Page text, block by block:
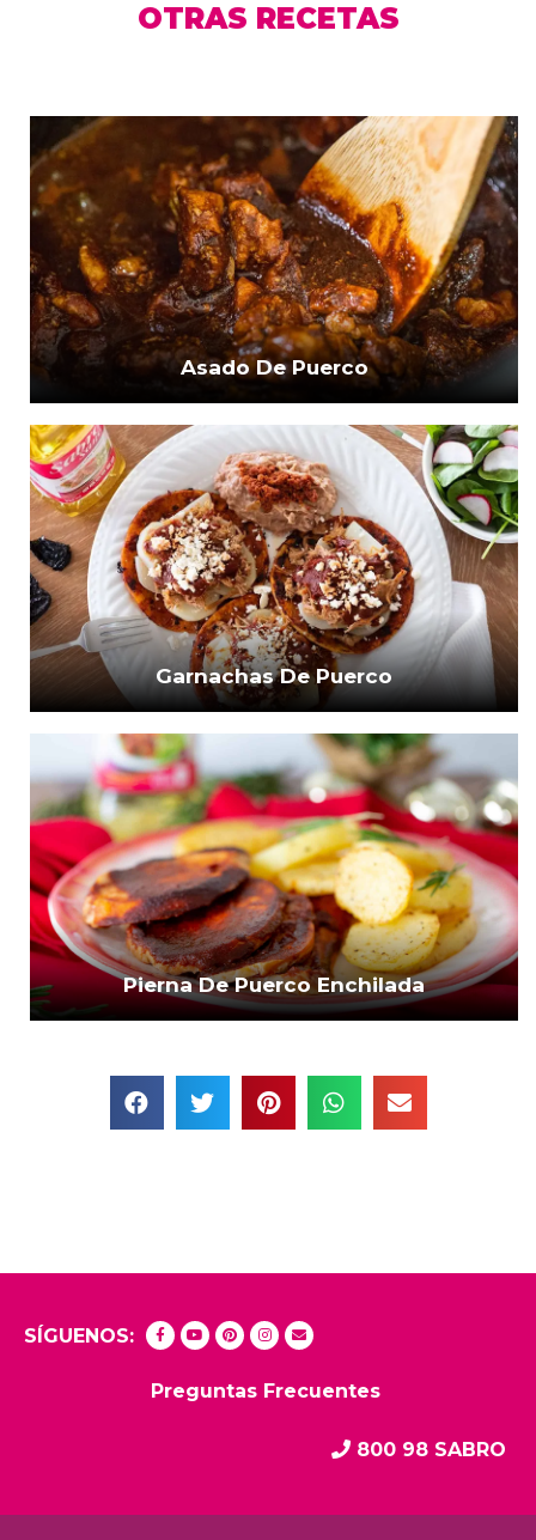
OTRAS RECETAS
Asado De Puerco
Garnachas De Puerco
Pierna De Puerco Enchilada
SÍGUENOS:
Preguntas Frecuentes
800 98 SABRO